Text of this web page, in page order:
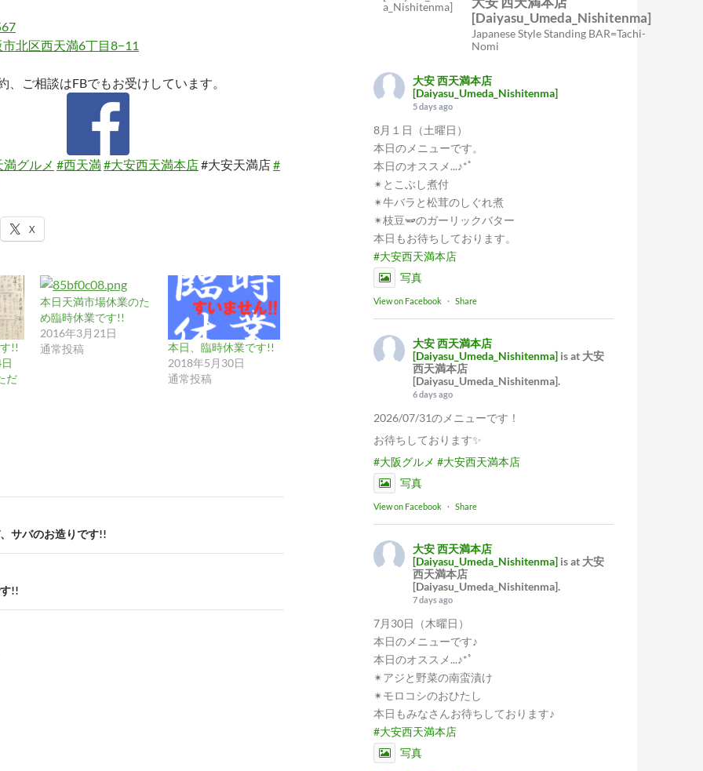
北区西天満6丁目8−11
、ご相談はFBでもお受けしています。
満グルメ #西天満#大安西天満本店#大安天満店#
X
!!
だ
本日天満市場休業のた
め臨時休業です!!
2016年3月21日
通常投稿
本日、臨時休業です!!
2018年5月30日
通常投稿
サバのお造りです!!
!!
[Daiyasu_Umeda_Nishitenma]
Japanese Style Standing BAR=Tachi-
Nomi
大安 西天満本店
[Daiyasu_Umeda_Nishitenma]
5 days ago
8月１日（土曜日）
本日のメニューです。
本日のオススメ...♪*ﾟ
✴︎とこぶし煮付
✴︎牛バラと松茸のしぐれ煮
✴︎枝豆🫛のガーリックバター
本日もお待ちしております。
#大安西天満本店
写真
View on Facebook · Share
大安 西天満本店
[Daiyasu_Umeda_Nishitenma] is at 大安
西天満本店
[Daiyasu_Umeda_Nishitenma].
6 days ago
2026/07/31のメニューです！
お待ちしております✨
#大阪グルメ #大安西天満本店
写真
View on Facebook · Share
大安 西天満本店
[Daiyasu_Umeda_Nishitenma] is at 大安
西天満本店
[Daiyasu_Umeda_Nishitenma].
7 days ago
7月30日（木曜日）
本日のメニューです♪
本日のオススメ...♪*ﾟ
✴︎アジと野菜の南蛮漬け
✴︎モロコシのおひたし
本日もみなさんお待ちしております♪
#大安西天満本店
写真